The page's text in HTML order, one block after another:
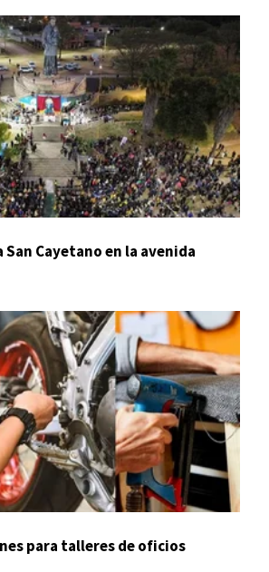
Cayetano en la avenida
para talleres de oficios